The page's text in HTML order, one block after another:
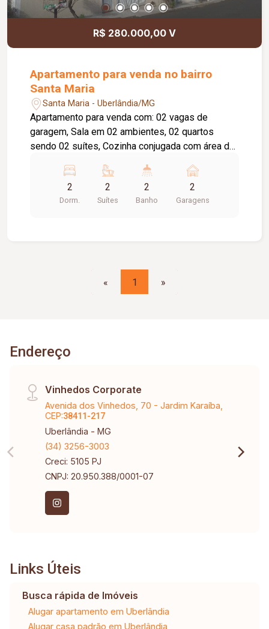
R$ 280.000,00 V
Apartamento para venda no bairro
Santa Maria
Santa Maria - Uberlândia/MG
Apartamento para venda com: 02 vagas de
garagem, Sala em 02 ambientes, 02 quartos
sendo 02 suítes, Cozinha conjugada com área de
sombra. O condomínio passará por uma reforma
e melhorias.
2
Dorm.
2
Suítes
2
Banho
2
Garagens
« 1 »
Endereço
Vinhedos Corporate
Avenida dos Vinhedos, 70 - Jardim Karaíba,
CEP:38411-217
Uberlândia - MG
(34) 3256-3003
Creci: 5105 PJ
CNPJ: 20.950.388/0001-07
Links Úteis
Busca rápida de Imóveis
Alugar apartamento em Uberlândia
Alugar casa padrão em Uberlândia